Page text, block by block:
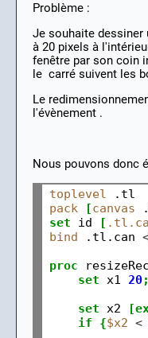
Problème :
Je souhaite dessiner
à 20 pixels à
fenêtre par son coin
le carré suivent les
Le
l'évènement .
Nous pouvons donc
toplevel
pack
[canvas
set id [
bind .tl.can
proc
set x1 20;
set x2
if
{$x2 <